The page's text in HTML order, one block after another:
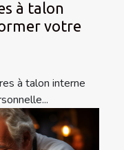
à talon
votre
à talon interne